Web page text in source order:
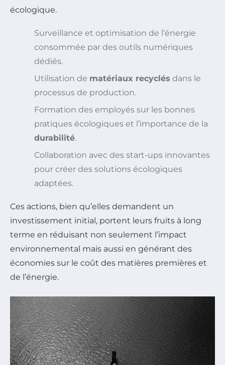
écologique.
Surveillance et optimisation de l’énergie
consommée par des outils numériques
dédiés.
Utilisation de matériaux recyclés dans le
processus de production.
Formation des employés sur les bonnes
pratiques écologiques et l’importance de la
durabilité.
Collaboration avec des start-ups innovantes
pour créer des solutions écologiques
adaptées.
Ces actions, bien qu’elles demandent un
investissement initial, portent leurs fruits à long
terme en réduisant non seulement l’impact
environnemental mais aussi en générant des
économies sur le coût des matières premières et
de l’énergie.